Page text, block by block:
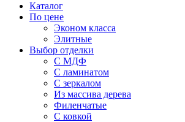
Каталог
По цене
Эконом класса
Элитные
Выбор отделки
С МДФ
С ламинатом
С зеркалом
Из массива дерева
Филенчатые
С ковкой